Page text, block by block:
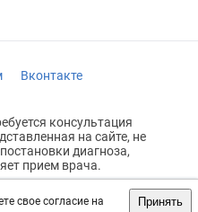
свое согласие на
Принять
Вконтакте
консультация
на сайте, не
диагноза,
прием врача.